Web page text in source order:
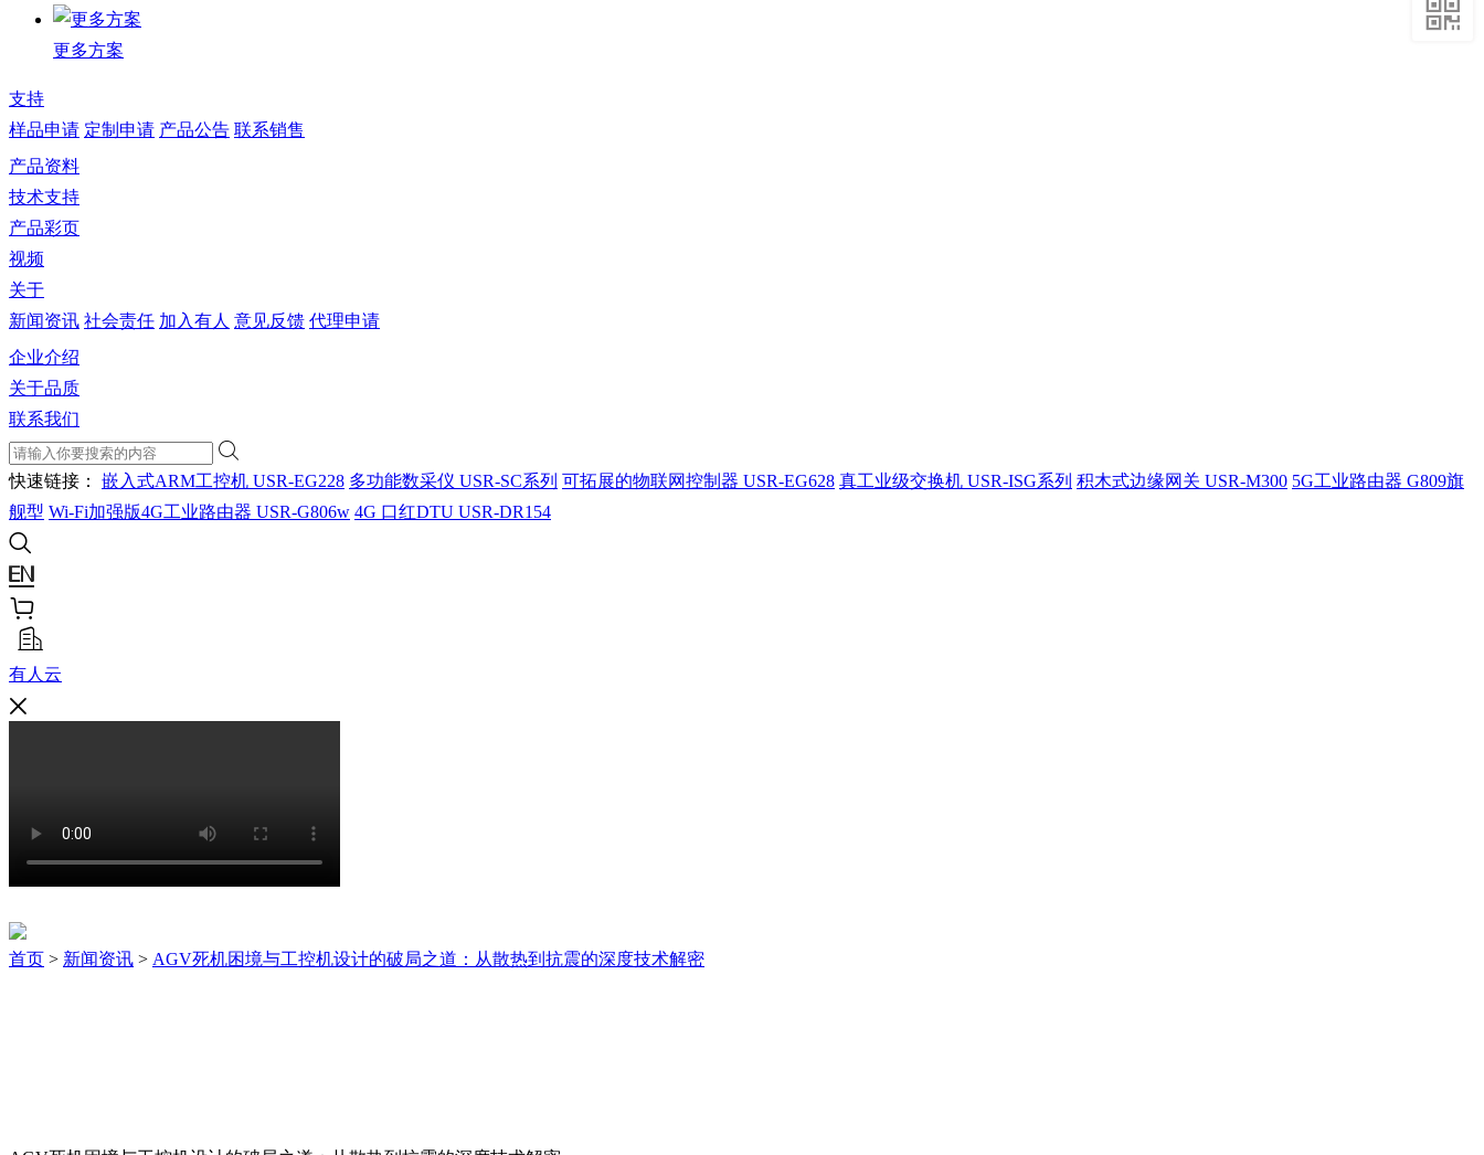
更多方案
支持
样品申请 定制申请 产品公告 联系销售
产品资料
技术支持
产品彩页
视频
关于
新闻资讯 社会责任 加入有人 意见反馈 代理申请
企业介绍
关于品质
联系我们
快速链接： 嵌入式ARM工控机 USR-EG228 多功能数采仪 USR-SC系列 可拓展的物联网控制器 USR-EG628 真工业级交换机 USR-ISG系列 积木式边缘网关 USR-M300 5G工业路由器 G809旗
舰型 Wi-Fi加强版4G工业路由器 USR-G806w 4G 口红DTU USR-DR154
有人云
首页 > 新闻资讯 > AGV死机困境与工控机设计的破局之道：从散热到抗震的深度技术解密